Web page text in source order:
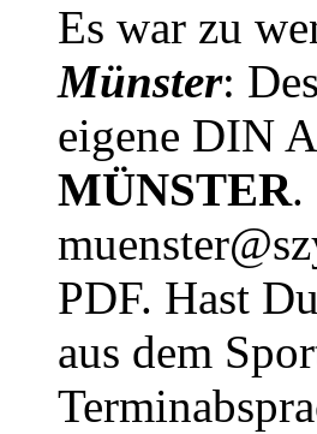
Es war zu
Münster:
eigene DIN
MÜNSTER.
PDF. Hast
aus dem